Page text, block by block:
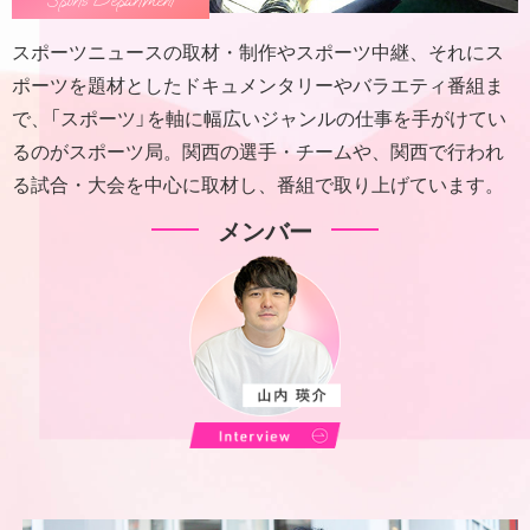
スポーツニュースの取材・制作やスポーツ中継、それにス
ポーツを題材としたドキュメンタリーやバラエティ番組ま
で、「スポーツ」を軸に幅広いジャンルの仕事を手がけてい
るのがスポーツ局。関西の選手・チームや、関西で行われ
る試合・大会を中心に取材し、番組で取り上げています。
メンバー